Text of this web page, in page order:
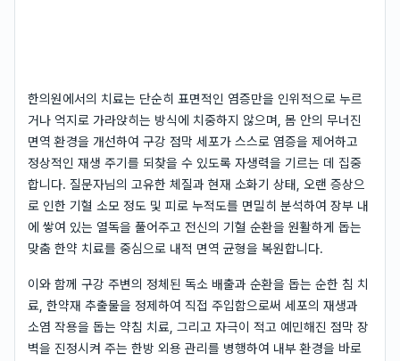
한의원에서의 치료는 단순히 표면적인 염증만을 인위적으로 누르
거나 억지로 가라앉히는 방식에 치중하지 않으며, 몸 안의 무너진
면역 환경을 개선하여 구강 점막 세포가 스스로 염증을 제어하고
정상적인 재생 주기를 되찾을 수 있도록 자생력을 기르는 데 집중
합니다. 질문자님의 고유한 체질과 현재 소화기 상태, 오랜 증상으
로 인한 기혈 소모 정도 및 피로 누적도를 면밀히 분석하여 장부 내
에 쌓여 있는 열독을 풀어주고 전신의 기혈 순환을 원활하게 돕는
맞춤 한약 치료를 중심으로 내적 면역 균형을 복원합니다.
이와 함께 구강 주변의 정체된 독소 배출과 순환을 돕는 순한 침 치
료, 한약재 추출물을 정제하여 직접 주입함으로써 세포의 재생과
소염 작용을 돕는 약침 치료, 그리고 자극이 적고 예민해진 점막 장
벽을 진정시켜 주는 한방 외용 관리를 병행하여 내부 환경을 바로